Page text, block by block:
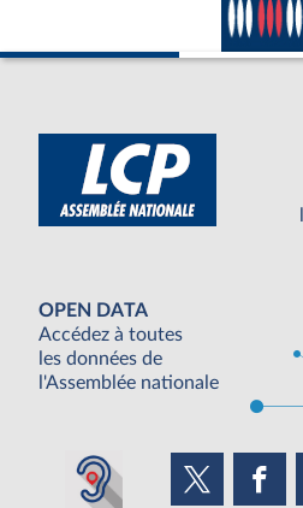
OPEN DATA
Accédez à toutes
les données de
l'Assemblée nationale